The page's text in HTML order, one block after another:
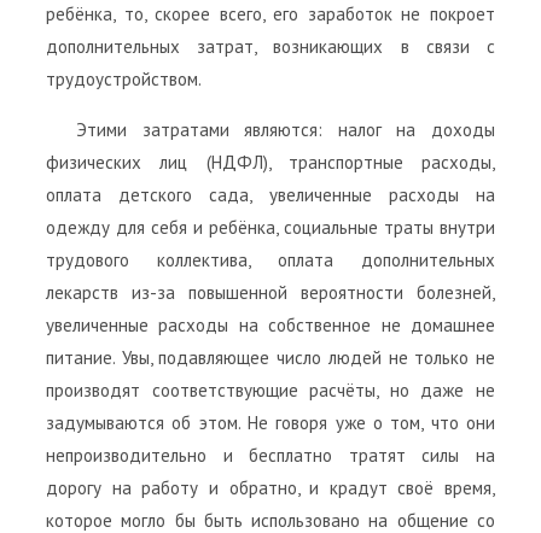
ребёнка, то, скорее всего, его заработок не покроет
дополнительных затрат, возникающих в связи с
трудоустройством.
Этими затратами являются: налог на доходы
физических лиц (НДФЛ), транспортные расходы,
оплата детского сада, увеличенные расходы на
одежду для себя и ребёнка, социальные траты внутри
трудового коллектива, оплата дополнительных
лекарств из-за повышенной вероятности болезней,
увеличенные расходы на собственное не домашнее
питание. Увы, подавляющее число людей не только не
производят соответствующие расчёты, но даже не
задумываются об этом. Не говоря уже о том, что они
непроизводительно и бесплатно тратят силы на
дорогу на работу и обратно, и крадут своё время,
которое могло бы быть использовано на общение со